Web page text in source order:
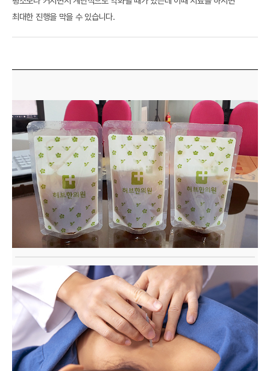
최대한 진행을 막을 수 있습니다.